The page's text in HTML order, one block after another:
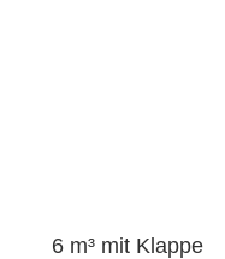
6 m³ mit Klappe